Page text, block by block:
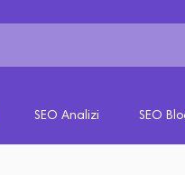
SEO Analizi SEO